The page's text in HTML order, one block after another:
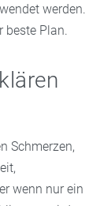
werden.
beste Plan.
Schmerzen,
wenn nur ein